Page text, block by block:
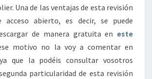
Una de las ventajas de esta revisión
acceso abierto, es decir, se puede
de manera gratuita en este
motivo no la voy a comentar en
que la podéis consultar vosotros
particularidad de esta revisión